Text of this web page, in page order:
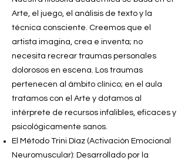
Arte, el juego, el análisis de texto y la
técnica consciente. Creemos que el
artista imagina, crea e inventa; no
necesita recrear traumas personales
dolorosos en escena. Los traumas
pertenecen al ámbito clínico; en el aula
tratamos con el Arte y dotamos al
intérprete de recursos infalibles, eficaces y
psicológicamente sanos.
El Método Trini Díaz (Activación Emocional
Neuromuscular): Desarrollado por la